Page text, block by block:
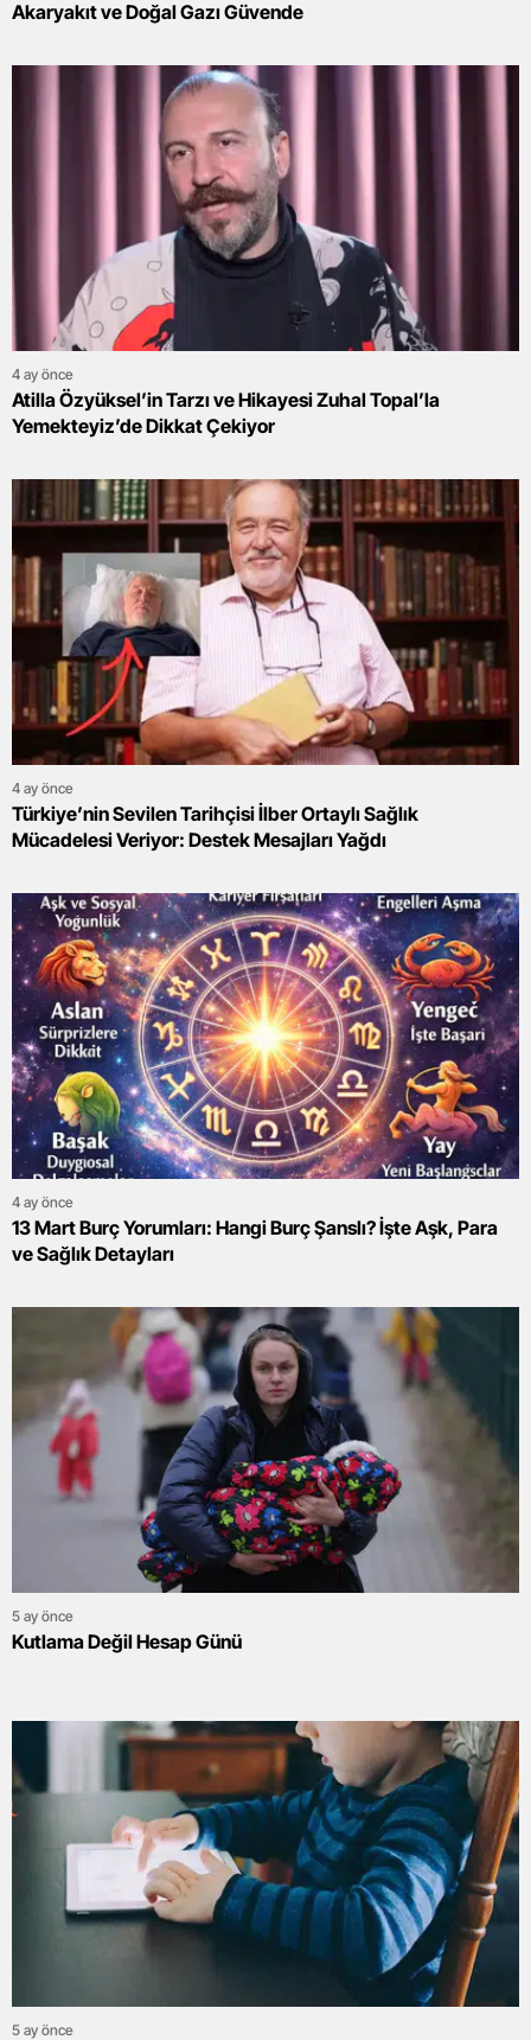
Akaryakıt ve Doğal Gazı Güvende
4 ay önce
Atilla Özyüksel’in Tarzı ve Hikayesi Zuhal Topal’la
Yemekteyiz’de Dikkat Çekiyor
4 ay önce
Türkiye’nin Sevilen Tarihçisi İlber Ortaylı Sağlık
Mücadelesi Veriyor: Destek Mesajları Yağdı
4 ay önce
13 Mart Burç Yorumları: Hangi Burç Şanslı? İşte Aşk, Para
ve Sağlık Detayları
5 ay önce
Kutlama Değil Hesap Günü
5 ay önce